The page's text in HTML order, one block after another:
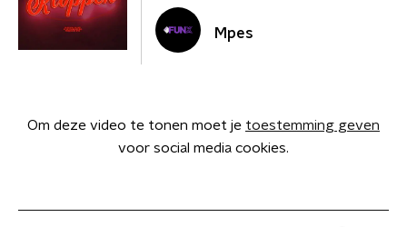
Mpes
Om deze video te tonen moet je toestemming geven
voor social media cookies.